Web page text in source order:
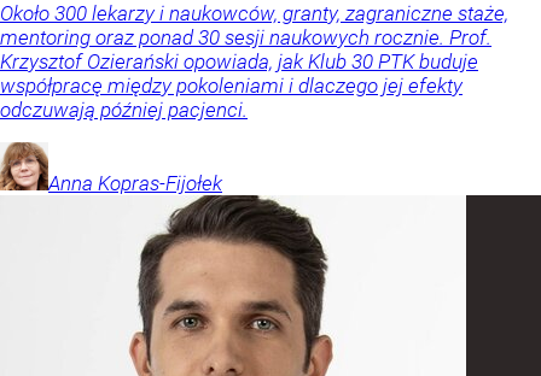
Około 300 lekarzy i naukowców, granty, zagraniczne staże,
mentoring oraz ponad 30 sesji naukowych rocznie. Prof.
Krzysztof Ozierański opowiada, jak Klub 30 PTK buduje
współpracę między pokoleniami i dlaczego jej efekty
odczuwają później pacjenci.
Anna Kopras-Fijołek